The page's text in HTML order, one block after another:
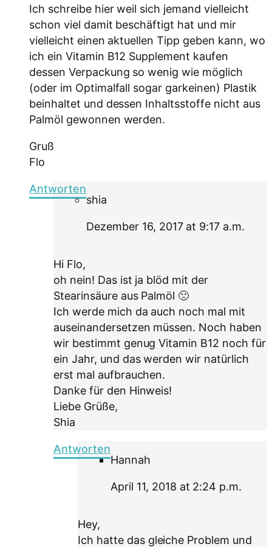
Ich schreibe hier weil sich jemand vielleicht
schon viel damit beschäftigt hat und mir
vielleicht einen aktuellen Tipp geben kann, wo
ich ein Vitamin B12 Supplement kaufen
dessen Verpackung so wenig wie möglich
(oder im Optimalfall sogar garkeinen) Plastik
beinhaltet und dessen Inhaltsstoffe nicht aus
Palmöl gewonnen werden.
Gruß
Flo
Antworten
shia
Dezember 16, 2017 at 9:17 a.m.
Hi Flo,
oh nein! Das ist ja blöd mit der
Stearinsäure aus Palmöl 🙁
Ich werde mich da auch noch mal mit
auseinandersetzen müssen. Noch haben
wir bestimmt genug Vitamin B12 noch für
ein Jahr, und das werden wir natürlich
erst mal aufbrauchen.
Danke für den Hinweis!
Liebe Grüße,
Shia
Antworten
Hannah
April 11, 2018 at 2:24 p.m.
Hey,
Ich hatte das gleiche Problem und